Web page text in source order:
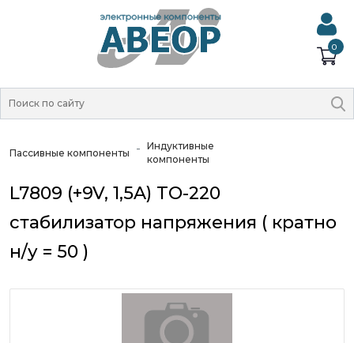
0
Пассивные компоненты
Индуктивные
компоненты
L7809 (+9V, 1,5A) TO-220
стабилизатор напряжения ( кратно
н/у = 50 )